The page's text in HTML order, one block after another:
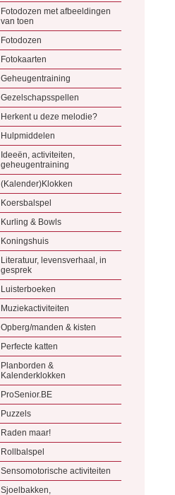
Fotodozen met afbeeldingen
van toen
Fotodozen
Fotokaarten
Geheugentraining
Gezelschapsspellen
Herkent u deze melodie?
Hulpmiddelen
Ideeën, activiteiten,
geheugentraining
(Kalender)Klokken
Koersbalspel
Kurling & Bowls
Koningshuis
Literatuur, levensverhaal, in
gesprek
Luisterboeken
Muziekactiviteiten
Opberg/manden & kisten
Perfecte katten
Planborden &
Kalenderklokken
ProSenior.BE
Puzzels
Raden maar!
Rollbalspel
Sensomotorische activiteiten
Sjoelbakken,